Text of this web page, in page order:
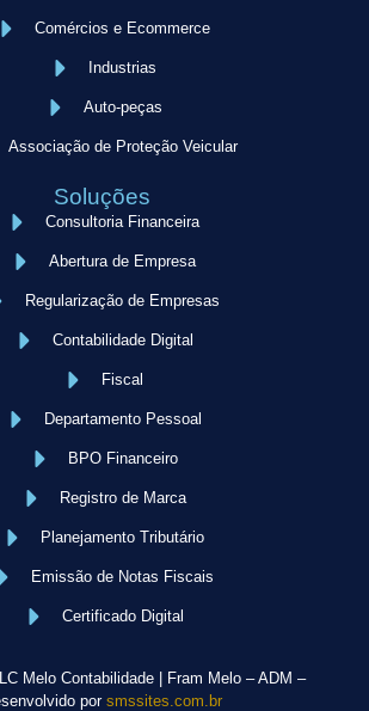
Comércios e Ecommerce
Industrias
Auto-peças
Associação de Proteção Veicular
Soluções
Consultoria Financeira
Abertura de Empresa
Regularização de Empresas
Contabilidade Digital
Fiscal
Departamento Pessoal
BPO Financeiro
Registro de Marca
Planejamento Tributário
Emissão de Notas Fiscais
Certificado Digital
Melo Contabilidade | Fram Melo – ADM –
por smssites.com.br